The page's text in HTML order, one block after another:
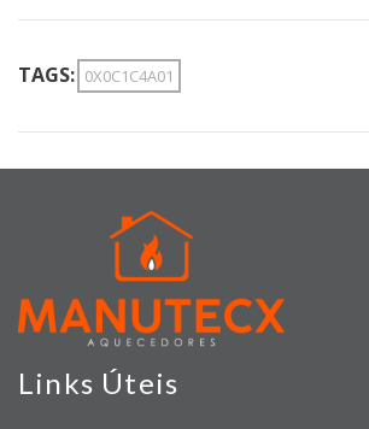
TAGS: 0X0C1C4A01
Links Úteis